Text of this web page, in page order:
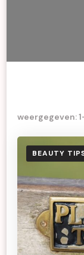
weergegeven:
BEAUTY